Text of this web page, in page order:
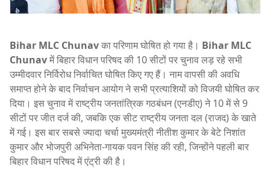
Bihar MLC Chunavका परिणाम घोषित हो गया है। Bihar MLC
Chunavमें बिहार विधान परिषद की 10 सीटों पर चुनाव लड़ रहे सभी
उम्मीदवार निर्विरोध निर्वाचित घोषित किए गए हैं। नाम वापसी की अवधि
समाप्त होने के बाद निर्वाचन आयोग ने सभी प्रत्याशियों को विजयी घोषित कर
दिया। इस चुनाव में राष्ट्रीय जनतांत्रिक गठबंधन (एनडीए) ने 10 में से 9
सीटों पर जीत दर्ज की, जबकि एक सीट राष्ट्रीय जनता दल (राजद) के खाते
में गई। इस बार सबसे ज्यादा चर्चा मुख्यमंत्री नीतीश कुमार के बेटे निशांत
कुमार और भोजपुरी अभिनेता-गायक पवन सिंह की रही, जिन्होंने पहली बार
बिहार विधान परिषद में एंट्री की है।